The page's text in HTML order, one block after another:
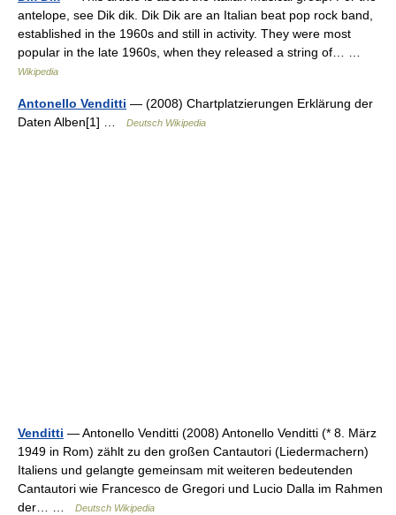
antelope, see Dik dik. Dik Dik are an Italian beat pop rock band,
established in the 1960s and still in activity. They were most
popular in the late 1960s, when they released a string of… …
Wikipedia
Antonello Venditti — (2008) Chartplatzierungen Erklärung der
Daten Alben[1] …
Deutsch Wikipedia
Venditti — Antonello Venditti (2008) Antonello Venditti (* 8. März
1949 in Rom) zählt zu den großen Cantautori (Liedermachern)
Italiens und gelangte gemeinsam mit weiteren bedeutenden
Cantautori wie Francesco de Gregori und Lucio Dalla im Rahmen
der… …
Deutsch Wikipedia